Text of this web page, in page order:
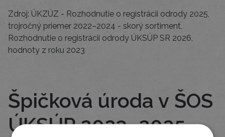
Zdroj: ÚKZÚZ - Rozhodnutie o registrácii odrody 2025,
trojročný priemer 2022–2024 - skorý sortiment,
Rozhodnutie o registrácii odrody ÚKSÚP SR 2026,
hodnoty z roku 2023
Špičková úroda v ŠOS
ÚKSÚP 2023–2025